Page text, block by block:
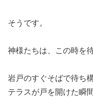
そうです。
神様たちは、この時を
岩戸のすぐそばで待ち
テラスが戸を開けた瞬